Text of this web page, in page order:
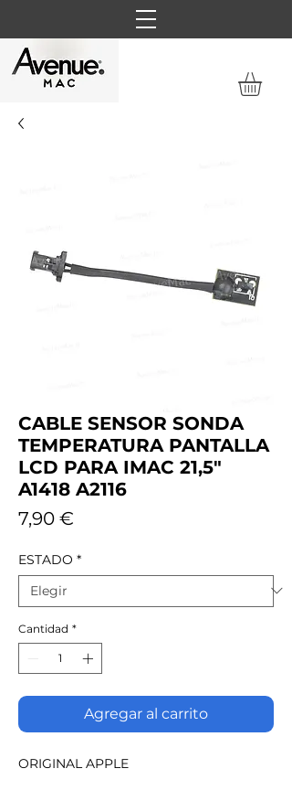
CABLE SENSOR SONDA
TEMPERATURA PANTALLA
LCD PARA IMAC 21,5"
A1418 A2116
7,90 €
ESTADO *
Cantidad *
Agregar al carrito
ORIGINAL APPLE